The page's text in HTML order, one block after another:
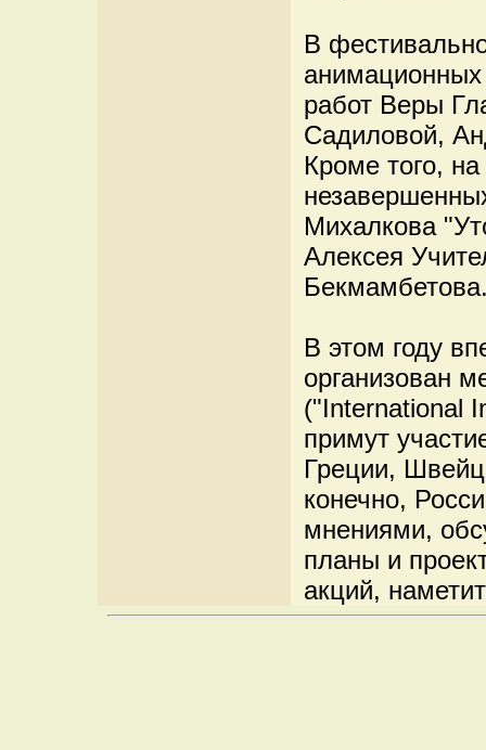
В
работ Веры
Садиловой,
Кроме того,
Михалкова
Алексея
В этом году
организован
("International
примут
Греции,
конечно,
мнениями,
планы и
акций,